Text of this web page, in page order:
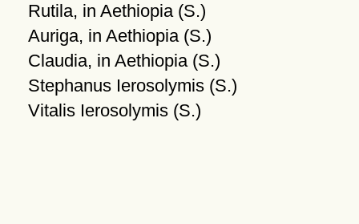
Rutila, in Aethiopia (S.)
Auriga, in Aethiopia (S.)
Claudia, in Aethiopia (S.)
Stephanus Ierosolymis (S.)
Vitalis Ierosolymis (S.)